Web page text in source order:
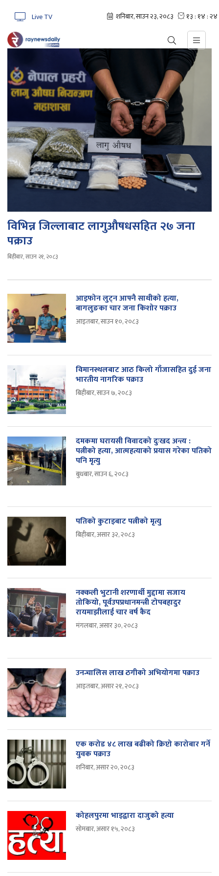
Live TV
विभिन्न जिल्लाबाट लागुऔषधसहित २७ जना
पक्राउ
बिहीबार, साउन २१, २०८३
आइफोन लुट्न आफ्नै साथीको हत्या,
बागलुङका चार जना किशोर पक्राउ
आइतबार, साउन १०, २०८३
विमानस्थलबाट आठ किलो गाँजासहित दुई जना
भारतीय नागरिक पक्राउ
बिहीबार, साउन ७, २०८३
दमकमा घरायसी विवादको दुःखद अन्त्य :
पत्नीको हत्या, आत्महत्याको प्रयास गरेका पतिको
पनि मृत्यु
बुधबार, साउन ६, २०८३
पतिको कुटाइबाट पत्नीको मृत्यु
बिहीबार, असार ३२, २०८३
नक्कली भुटानी शरणार्थी मुद्दामा सजाय
तोकियो, पूर्वउपप्रधानमन्त्री टोपबहादुर
रायमाझीलाई चार वर्ष कैद
मंगलबार, असार ३०, २०८३
उनन्चालिस लाख ठगीको अभियोगमा पक्राउ
आइतबार, असार २१, २०८३
एक करोड ४८ लाख बढीको क्रिप्टो कारोबार गर्ने
युवक पक्राउ
शनिबार, असार २०, २०८३
कोहलपुरमा भाइद्वारा दाजुको हत्या
सोमबार, असार १५, २०८३